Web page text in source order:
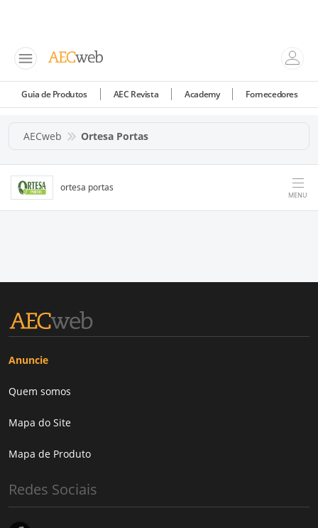
Guia de Produtos AEC Revista Academy Fornecedores
AECweb Ortesa Portas
ortesa portas
MENU
Anuncie
Quem somos
Mapa do Site
Mapa de Produto
Redes Sociais